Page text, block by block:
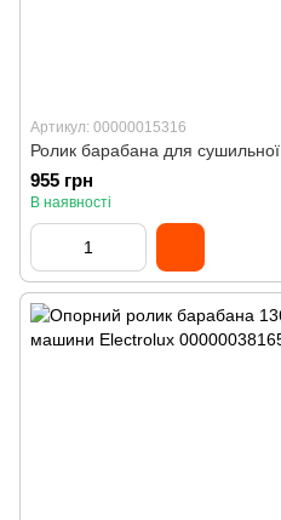
Артикул: 00000015316
Ролик барабана для
955 грн
В наявності